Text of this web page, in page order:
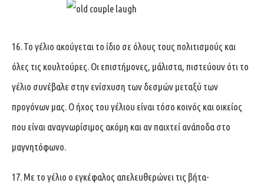
16. Το γέλιο ακούγεται το ίδιο σε όλους τους πολιτισμούς και
όλες τις κουλτούρες. Oι επιστήμονες, μάλιστα, πιστεύουν ότι το
γέλιο συνέβαλε στην ενίσχυση των δεσμών μεταξύ των
προγόνων μας. Ο ήχος του γέλιου είναι τόσο κοινός και οικείος
που είναι αναγνωρίσιμος ακόμη και αν παιχτεί ανάποδα στο
μαγνητόφωνο.
17. Με το γέλιο ο εγκέφαλος απελευθερώνει τις βήτα-